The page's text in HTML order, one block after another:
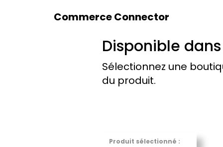
Commerce Connector
Disponible
Sélectionnez une
du produit.
Produit sélectionné :